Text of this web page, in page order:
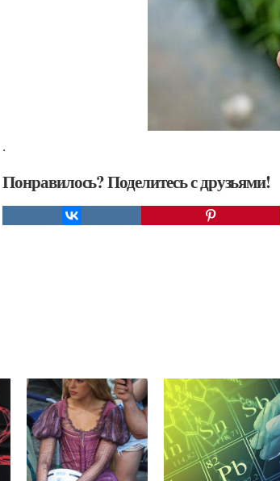
.
Понравилось? Поделитесь с друзьями!